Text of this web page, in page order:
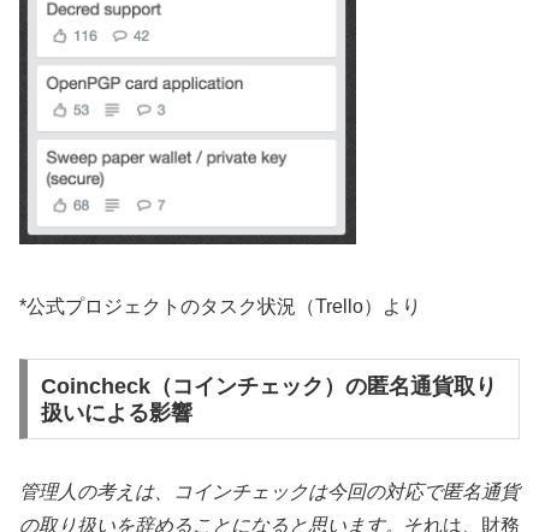
*公式プロジェクトのタスク状況（Trello）より
Coincheck（コインチェック）の匿名通貨取り
扱いによる影響
管理人の考えは、コインチェックは今回の対応で匿名通貨
の取り扱いを辞めることになると思います。 それは、財務